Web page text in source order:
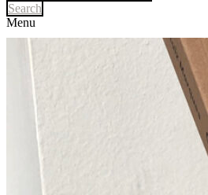
Search
Menu